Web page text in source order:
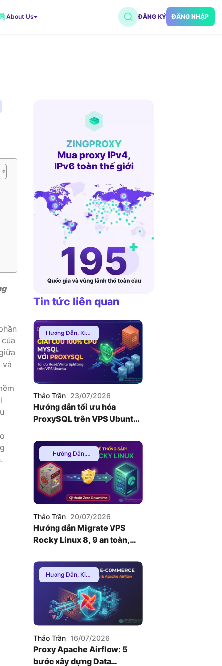
VNDC 18
15.000đ/Ngày
VNDC 20
35.000đ/Ngày
8.000đ/Ngày
20.000đ/Ngày
About Us ĐĂNG KÝ ĐĂNG NHẬP
và
Tin tức liên quan
Hướng Dẫn, Kiến
Thức Proxy
Thảo Trần 23/07/2026
Hướng dẫn tối ưu hóa
ProxySQL trên VPS Ubuntu
Database MySQL (2026)
Hướng Dẫn,
Mạng Internnet
Thảo Trần 20/07/2026
Hướng dẫn Migrate VPS
Rocky Linux 8, 9 an toàn,
Hướng Dẫn, Kiến
Thức Proxy,
Proxy Dân Cư
Thảo Trần 16/07/2026
Proxy Apache Airflow: 5
bước xây dựng Data